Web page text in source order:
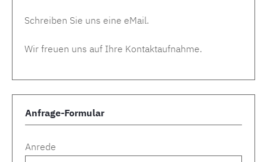
Schreiben Sie uns eine eMail.
Wir freuen uns auf Ihre Kontaktaufnahme.
Anfrage-Formular
Anrede